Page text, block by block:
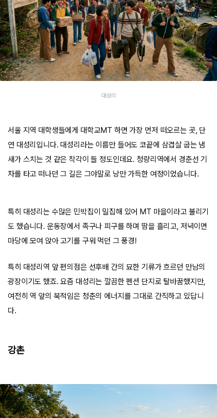
대성리
서울 지역 대학생들에게 대학교MT 하면 가장 먼저 떠오르는 곳, 단
연 대성리입니다. 대성리라는 이름만 들어도 코끝에 삼겹살 굽는 냄
새가 스치는 것 같은 착각이 들 정도인데요. 청량리역에서 경춘선 기
차를 타고 떠나던 그 길은 그야말로 낭만 가득한 여정이었습니다.
특히 대성리는 수많은 민박집이 밀집해 있어 MT 마을이라고 불리기
도 했습니다. 운동장에서 족구나 피구를 하며 땀을 흘리고, 저녁이면
마당에 모여 앉아 고기를 구워 먹던 그 풍경!
특히 대성리역 앞 편의점은 선후배 간의 묘한 기류가 흐르던 만남의
광장이기도 했죠. 요즘 대성리는 깔끔한 펜션 단지로 탈바꿈했지만,
여전히 역 앞의 북적임은 청춘의 에너지를 그대로 간직하고 있답니
다.
강촌